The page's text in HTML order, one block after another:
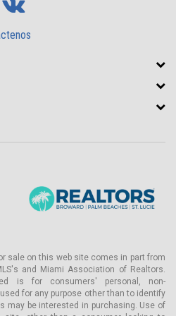
convenientemente ubicado a
perros
con dos vestíbulos
para sistemas de soporte vital
preinstalados; Wi-Fi en todas las
La Baia North Bay Harbor
20,000 pies cuadrados de
más de 8,500 pies
sale on this web site comes in part from
and Miami Association of Realtors.
is for consumers' personal, non-
for any purpose other than to identify
may be interested in purchasing. Use of